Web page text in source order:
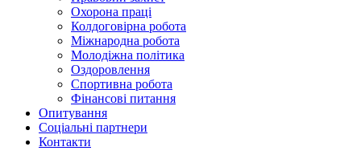
Охорона праці
Колдоговірна робота
Міжнародна робота
Молодіжна політика
Оздоровлення
Спортивна робота
Фінансові питання
Опитування
Соціальні партнери
Контакти